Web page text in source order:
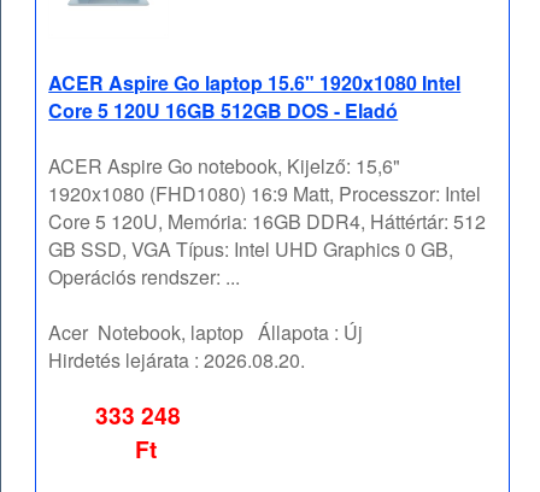
ACER Aspire Go laptop 15.6" 1920x1080 Intel
Core 5 120U 16GB 512GB DOS - Eladó
ACER Aspire Go notebook, Kijelző: 15,6"
1920x1080 (FHD1080) 16:9 Matt, Processzor: Intel
Core 5 120U, Memória: 16GB DDR4, Háttértár: 512
GB SSD, VGA Típus: Intel UHD Graphics 0 GB,
Operációs rendszer: ...
Acer Notebook, laptop Állapota : Új
Hirdetés lejárata :2026.08.20.
333 248
Ft